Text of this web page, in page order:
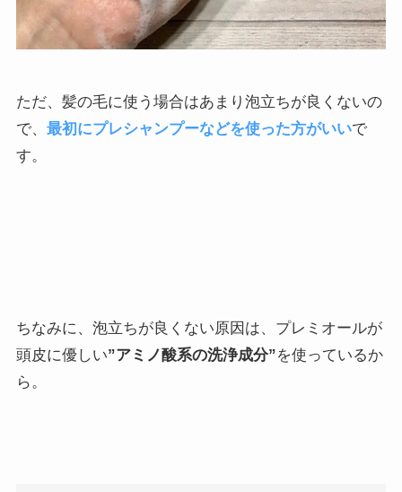
ただ、髪の毛に使う場合はあまり泡立ちが良くないの
で、 最初にプレシャンプーなどを使った方がいいで
す。
ちなみに、泡立ちが良くない原因は、プレミオールが
頭皮に優しい”アミノ酸系の洗浄成分”を使っているか
ら。